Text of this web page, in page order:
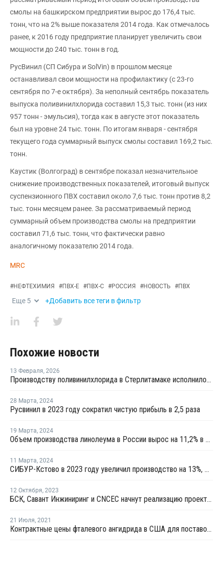
смолы на башкирском предприятии вырос до 176,4 тыс.
тонн, что на 2% выше показателя 2014 года. Как отмечалось
ранее, к 2016 году предприятие планирует увеличить свои
мощности до 240 тыс. тонн в год.
РусВинил (СП Сибура и SolVin) в прошлом месяце
останавливал свои мощности на профилактику (с 23-го
сентября по 7-е октября). За неполный сентябрь показатель
выпуска поливинилхлорида составил 15,3 тыс. тонн (из них
957 тонн - эмульсия), тогда как в августе этот показатель
был на уровне 24 тыс. тонн. По итогам января - сентября
текущего года суммарный выпуск смолы составил 169,2 тыс.
тонн.
Каустик (Волгоград) в сентябре показал незначительное
снижение производственных показателей, итоговый выпуск
суспензионного ПВХ составил около 7,6 тыс. тонн против 8,2
тыс. тонн месяцем ранее. За рассматриваемый период
суммарный объем производства смолы на предприятии
составил 71,6 тыс. тонн, что фактически равно
аналогичному показателю 2014 года.
MRC
#НЕФТЕХИМИЯ #ПВХ-Е #ПВХ-С #РОССИЯ #НОВОСТЬ #ПВХ
Еще 5 +Добавить все теги в фильтр
Похожие новости
13 Февраля, 2026
Производству поливинилхлорида в Стерлитамаке исполнилось 60 лет
28 Марта, 2024
Русвинил в 2023 году сократил чистую прибыль в 2,5 раза
19 Марта, 2024
Объем производства линолеума в России вырос на 11,2% в 2023 году
11 Марта, 2024
СИБУР-Кстово в 2023 году увеличил производство на 13%, Русвинил — на 6%
12 Октября, 2023
БСК, Савант Инжиниринг и CNCEC начнут реализацию проекта по производству эмульсионного ПВХ
21 Июля, 2021
Контрактные цены фталевого ангидрида в США для поставок в августе выросли на USD44 за тонну